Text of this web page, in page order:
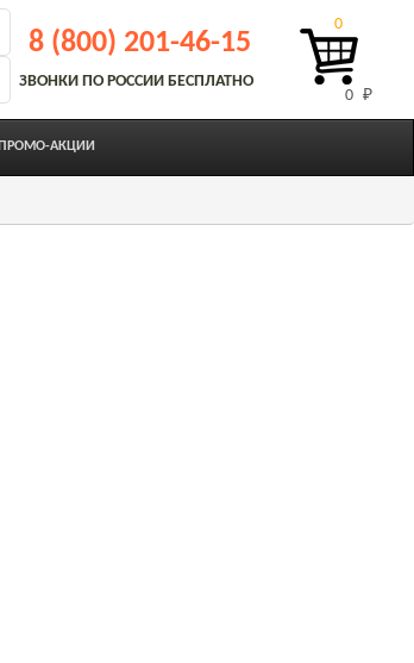
8 (800) 201-46-15
ЗВОНКИ ПО РОССИИ БЕСПЛАТНО
0 ₽
0
ПРОМО-АКЦИИ